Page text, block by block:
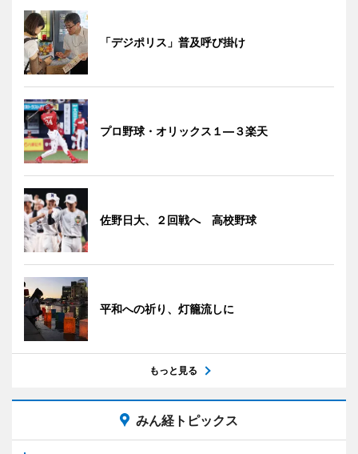
「デジポリス」普及呼び掛け
プロ野球・オリックス１―３楽天
佐野日大、２回戦へ 高校野球
平和への祈り、灯籠流しに
もっと見る
みん経トピックス